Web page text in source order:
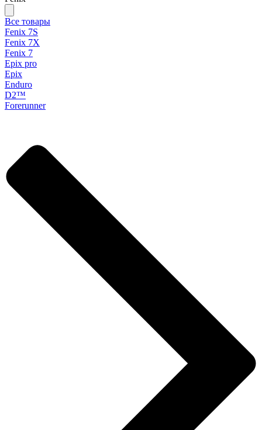
Все товары
Fenix 7S
Fenix 7X
Fenix 7
Epix pro
Epix
Enduro
D2™
Forerunner